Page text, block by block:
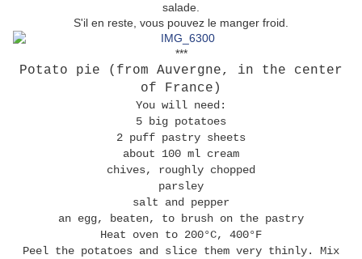
salade.
S'il en reste, vous pouvez le manger froid.
***
Potato pie (from Auvergne, in the center
of France)
You will need:
5 big potatoes
2 puff pastry sheets
about 100 ml cream
chives, roughly chopped
parsley
salt and pepper
an egg, beaten, to brush on the pastry
Heat oven to 200°C, 400°F
Peel the potatoes and slice them very thinly. Mix